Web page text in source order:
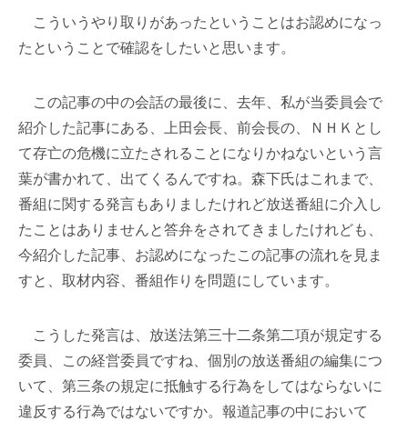
こういうやり取りがあったということはお認めになっ
たということで確認をしたいと思います。
この記事の中の会話の最後に、去年、私が当委員会で
紹介した記事にある、上田会長、前会長の、ＮＨＫとし
て存亡の危機に立たされることになりかねないという言
葉が書かれて、出てくるんですね。森下氏はこれまで、
番組に関する発言もありましたけれど放送番組に介入し
たことはありませんと答弁をされてきましたけれども、
今紹介した記事、お認めになったこの記事の流れを見ま
すと、取材内容、番組作りを問題にしています。
こうした発言は、放送法第三十二条第二項が規定する
委員、この経営委員ですね、個別の放送番組の編集につ
いて、第三条の規定に抵触する行為をしてはならないに
違反する行為ではないですか。報道記事の中において